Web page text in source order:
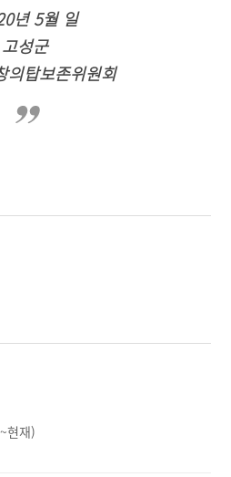
년 5월 일
고성군
의탑보존위원회
현재)